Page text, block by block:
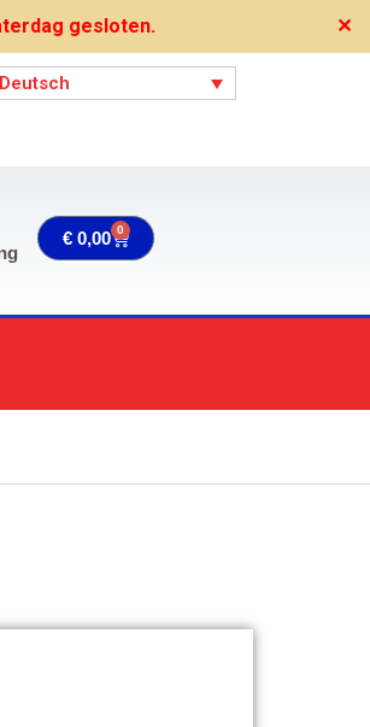
gesloten. ✕
Deutsch
€ 0,00 0 Warenkorb